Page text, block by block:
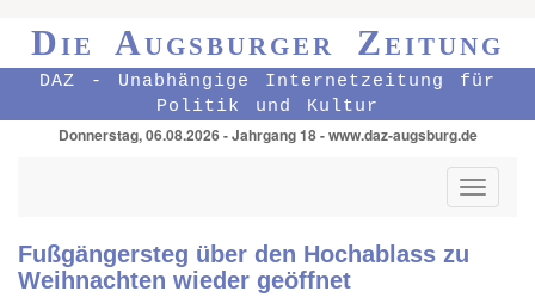
Die Augsburger Zeitung
DAZ - Unabhängige Internetzeitung für
Politik und Kultur
Donnerstag, 06.08.2026 - Jahrgang 18 - www.daz-augsburg.de
Toggle
Fußgängersteg über den Hochablass zu
Weihnachten wieder geöffnet